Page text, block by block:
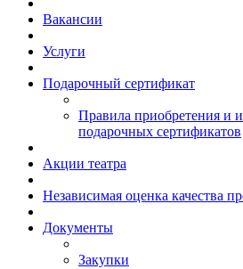
Вакансии
Услуги
Подарочный сертификат
Правила приобретения и
подарочных сертификатов
Акции театра
Независимая оценка качества
Документы
Закупки